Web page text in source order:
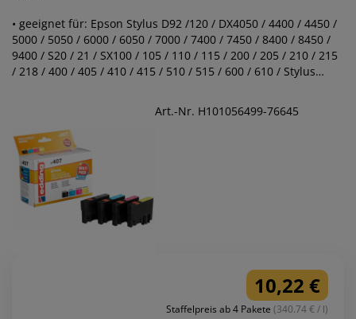
• geeignet für: Epson Stylus D92 /120 / DX4050 / 4400 / 4450 /
5000 / 5050 / 6000 / 6050 / 7000 / 7400 / 7450 / 8400 / 8450 /
9400 / S20 / 21 / SX100 / 105 / 110 / 115 / 200 / 205 / 210 / 215
/ 218 / 400 / 405 / 410 / 415 / 510 / 515 / 600 / 610 / Stylus
Art.-Nr. H101056499-76645
10,22 €
Staffelpreis ab 4 Pakete (340.74 € / l)